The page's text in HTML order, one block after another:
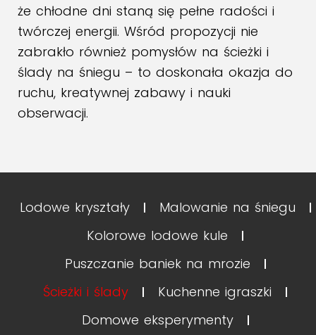
że chłodne dni staną się pełne radości i
twórczej energii. Wśród propozycji nie
zabrakło również pomysłów na ścieżki i
ślady na śniegu – to doskonała okazja do
ruchu, kreatywnej zabawy i nauki
obserwacji.
Lodowe kryształy
Malowanie na śniegu
Kolorowe lodowe kule
Puszczanie baniek na mrozie
Ścieżki i ślady
Kuchenne igraszki
Domowe eksperymenty